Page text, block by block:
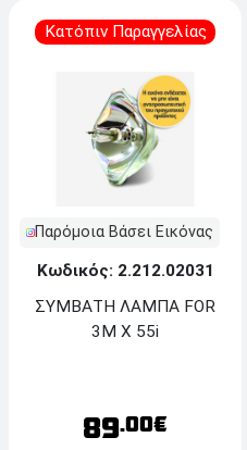
Κατόπιν Παραγγελίας
Παρόμοια Βάσει Εικόνας
Κωδικός: 2.212.02031
ΣΥΜΒΑΤΗ ΛΑΜΠΑ FOR
3M X 55i
89.00€